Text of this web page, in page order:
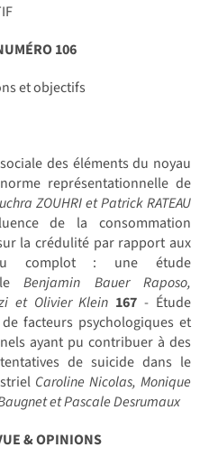
106
et objectifs
des éléments du noyau
représentationnelle de
ZOUHRI et Patrick RATEAU
de la consommation
la crédulité par rapport aux
complot : une étude
Benjamin Bauer Raposo,
et Olivier Klein 167 - Étude
facteurs psychologiques et
ayant pu contribuer à des
de suicide dans le
Caroline Nicolas, Monique
et Pascale Desrumaux
& OPINIONS